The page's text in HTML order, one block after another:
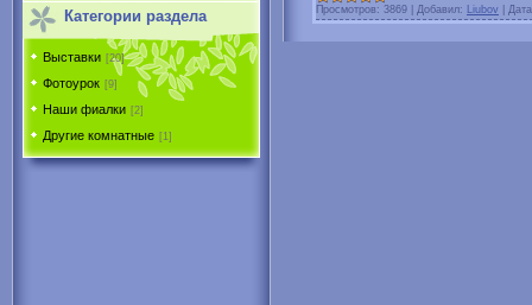
Категории раздела
Выставки [20]
Фотоурок [9]
Наши фиалки [2]
Другие комнатные [1]
Просмотров: 3869 Добавил: Liubov